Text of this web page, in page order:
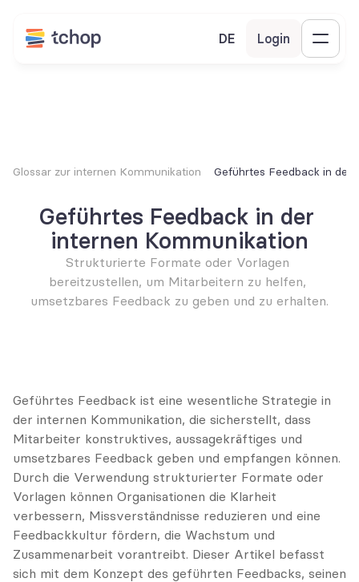
DE Login
Glossar zur internen Kommunikation Geführtes Feedback in der
Geführtes Feedback in der
internen Kommunikation
Strukturierte Formate oder Vorlagen
bereitzustellen, um Mitarbeitern zu helfen,
umsetzbares Feedback zu geben und zu erhalten.
Geführtes Feedback ist eine wesentliche Strategie in
der internen Kommunikation, die sicherstellt, dass
Mitarbeiter konstruktives, aussagekräftiges und
umsetzbares Feedback geben und empfangen können.
Durch die Verwendung strukturierter Formate oder
Vorlagen können Organisationen die Klarheit
verbessern, Missverständnisse reduzieren und eine
Feedbackkultur fördern, die Wachstum und
Zusammenarbeit vorantreibt. Dieser Artikel befasst
sich mit dem Konzept des geführten Feedbacks, seinen